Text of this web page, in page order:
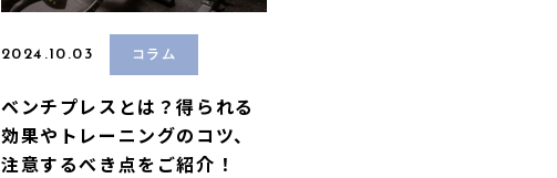
2024.10.03 コラム
ベンチプレスとは？得られる
効果やトレーニングのコツ、
注意するべき点をご紹介！